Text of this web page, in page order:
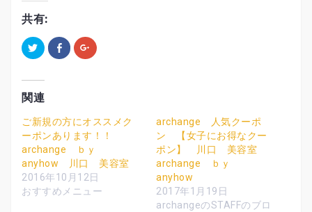
共有:
ク
リ
し
T
w
t
t
e
r
で
共
有
(
新
し
F
a
共
有
す
る
に
は
ク
リ
ッ
ク
ク
リ
g
e
+
で
有
(
新
関連
ご新規の方にオススメク
ーポンあります！！
archange ｂｙ
anyhow 川口 美容室
2016年10月12日
おすすめメニュー
archange 人気クーポ
ン 【女子にお得なクー
ポン】 川口 美容室
archange ｂｙ
anyhow
2017年1月19日
archangeのSTAFFのブロ